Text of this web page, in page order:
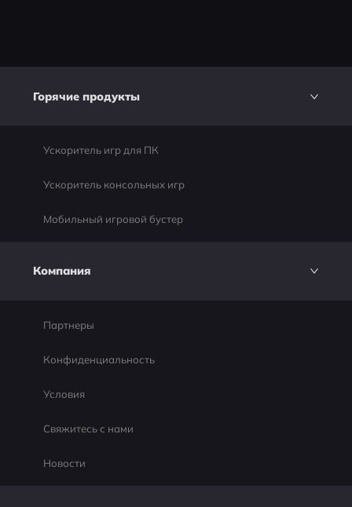
Горячие продукты
Ускоритель игр для ПК
Ускоритель консольных игр
Мобильный игровой бустер
Компания
Партнеры
Конфиденциальность
Условия
Свяжитесь с нами
Новости